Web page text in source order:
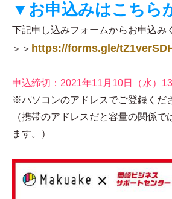
▼お申込みはこちら
下記申し込みフォームからお申込み
＞＞ https://forms.gle/
申込締切：2021年11月10日（水）
※パソコンのアドレスでご登録くだ
（携帯のアドレスだと容量の関係で
ます。）